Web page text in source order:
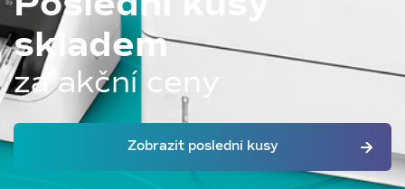
skladem
za akční ceny
Zobrazit poslední kusy